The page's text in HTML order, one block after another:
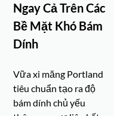
Ngay Cả Trên Các
Bề Mặt Khó Bám
Dính
Vữa xi măng Portland
tiêu chuẩn tạo ra độ
bám dính chủ yếu